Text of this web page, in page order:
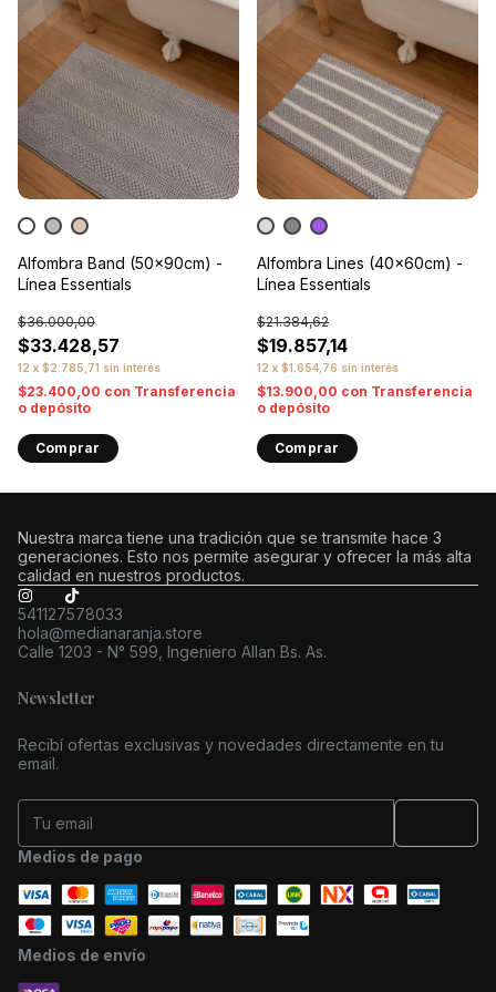
Alfombra Band (50x90cm) -
Línea Essentials
$33.428,57
$36.000,00
12 x $2.785,71 sin interés
$23.400,00 con Transferencia
o depósito
Comprar
Alfombra Lines (40x60cm) -
Línea Essentials
$19.857,14
$21.384,62
12 x $1.654,76 sin interés
$13.900,00 con Transferencia
o depósito
Comprar
Nuestra marca tiene una tradición que se transmite hace 3
generaciones. Esto nos permite asegurar y ofrecer la más alta
calidad en nuestros productos.
541127578033
hola@medianaranja.store
Calle 1203 - N° 599, Ingeniero Allan Bs. As.
Newsletter
Recibí ofertas exclusivas y novedades directamente en tu
email.
Medios de pago
Medios de envío